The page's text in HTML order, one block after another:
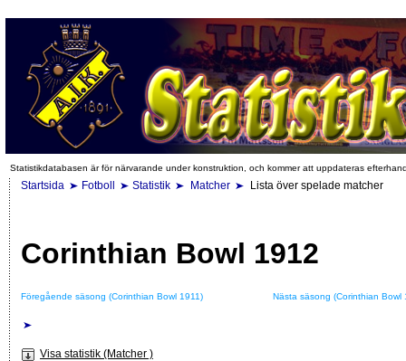
Statistikdatabasen är för närvarande under konstruktion, och kommer att uppdateras
Startsida Fotboll Statistik Matcher Lista över spelade matcher
Corinthian Bowl 1912
Föregående säsong (Corinthian Bowl 1911) Nästa säsong (Corinthian Bowl
Visa statistik (Matcher )